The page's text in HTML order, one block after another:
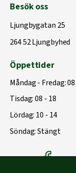
Besök oss
Ljungbygatan 25
264 52 Ljungbyhed
Öppettider
Måndag - Fredag:
Tisdag: 08 - 18
Lördag: 10 - 14
Söndag: Stängt